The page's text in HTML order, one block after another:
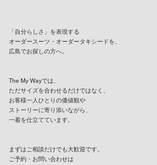
「自分らしさ」を表現する
オーダースーツ・オーダータキシードを、
広島でお探しの方へ。
The My Wayでは、
ただサイズを合わせるだけではなく、
お客様一人ひとりの価値観や
ストーリーに寄り添いながら、
一着を仕立てています。
まずはご相談だけでも大歓迎です。
ご予約・お問い合わせは